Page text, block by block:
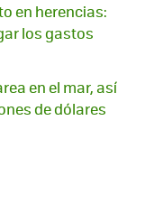
en herencias:
los gastos
en el mar, así
de dólares